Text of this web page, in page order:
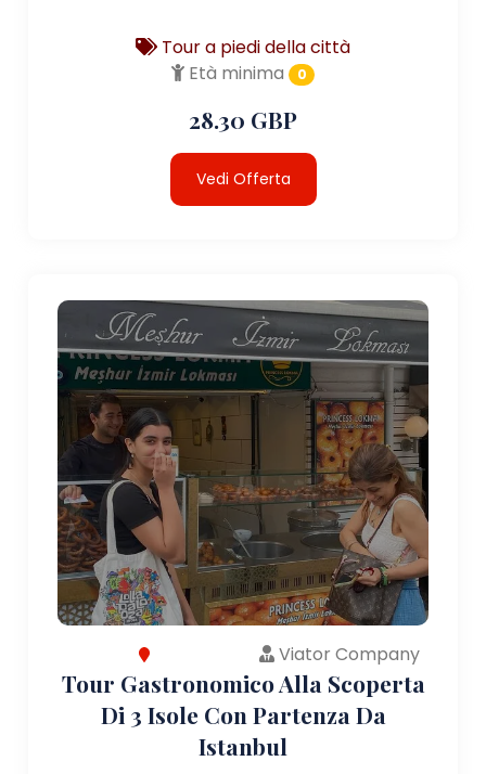
Tour a piedi della città
Età minima
0
28.30 GBP
Vedi Offerta
Viator Company
Tour Gastronomico Alla Scoperta
Di 3 Isole Con Partenza Da
Istanbul